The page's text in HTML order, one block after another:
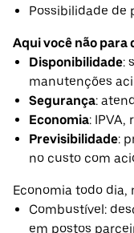
Possibilidade de
Aqui você não para
Disponibilidade:
manutenções
Segurança:
Economia: IPVA,
Previsibilidade:
no custo com
Economia todo dia,
Combustível:
em postos